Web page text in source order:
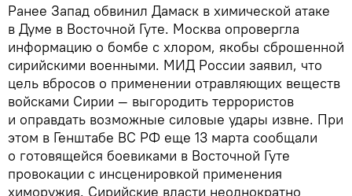
Ранее Запад обвинил Дамаск в химической атаке
в Думе в Восточной Гуте. Москва опровергла
информацию о бомбе с хлором, якобы сброшенной
сирийскими военными. МИД России заявил, что
цель вбросов о применении отравляющих веществ
войсками Сирии — выгородить террористов
и оправдать возможные силовые удары извне. При
этом в Генштабе ВС РФ еще 13 марта сообщали
о готовящейся боевиками в Восточной Гуте
провокации с инсценировкой применения
химоружия. Сирийские власти неоднократно